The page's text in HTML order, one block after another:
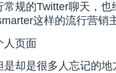
规的Twitter聊天，也
这样的流行营销
人页面
却是很多人忘记的